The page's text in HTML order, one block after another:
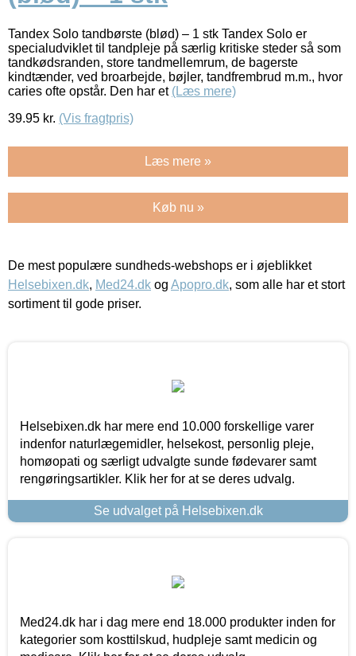
Tandex Solo tandbørste (blød) – 1 stk Tandex Solo er
specialudviklet til tandpleje på særlig kritiske steder så som
tandkødsranden, store tandmellemrum, de bagerste
kindtænder, ved broarbejde, bøjler, tandfrembrud m.m., hvor
caries ofte opstår. Den har et (Læs mere)
39.95 kr. (Vis fragtpris)
Læs mere »
Køb nu »
De mest populære sundheds-webshops er i øjeblikket
Helsebixen.dk, Med24.dk og Apopro.dk, som alle har et stort
sortiment til gode priser.
Helsebixen.dk har mere end 10.000 forskellige varer
indenfor naturlægemidler, helsekost, personlig pleje,
homøopati og særligt udvalgte sunde fødevarer samt
rengøringsartikler. Klik her for at se deres udvalg.
Se udvalget på Helsebixen.dk
Med24.dk har i dag mere end 18.000 produkter inden for
kategorier som kosttilskud, hudpleje samt medicin og